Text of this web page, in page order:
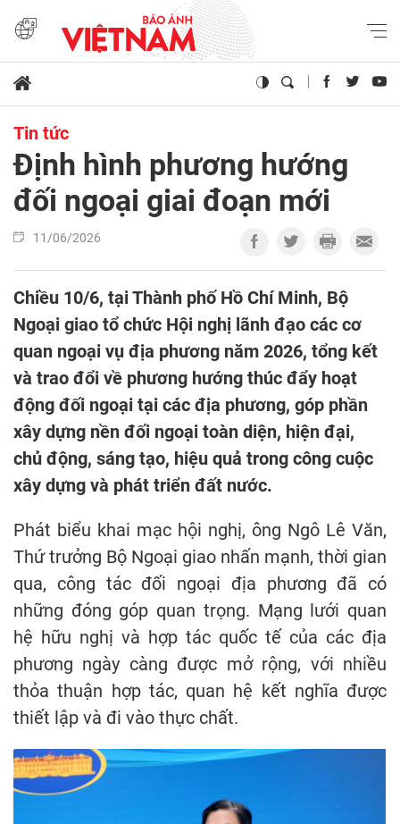
Tin tức
Định hình phương hướng
đối ngoại giai đoạn mới
11/06/2026
Chiều 10/6, tại Thành phố Hồ Chí Minh, Bộ
Ngoại giao tổ chức Hội nghị lãnh đạo các cơ
quan ngoại vụ địa phương năm 2026, tổng kết
và trao đổi về phương hướng thúc đẩy hoạt
động đối ngoại tại các địa phương, góp phần
xây dựng nền đối ngoại toàn diện, hiện đại,
chủ động, sáng tạo, hiệu quả trong công cuộc
xây dựng và phát triển đất nước.
Phát biểu khai mạc hội nghị, ông Ngô Lê Văn,
Thứ trưởng Bộ Ngoại giao nhấn mạnh, thời gian
qua, công tác đối ngoại địa phương đã có
những đóng góp quan trọng. Mạng lưới quan
hệ hữu nghị và hợp tác quốc tế của các địa
phương ngày càng được mở rộng, với nhiều
thỏa thuận hợp tác, quan hệ kết nghĩa được
thiết lập và đi vào thực chất.